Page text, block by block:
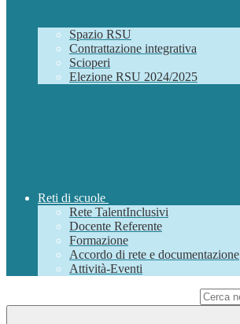
Spazio RSU
Contrattazione integrativa
Scioperi
Elezione RSU 2024/2025
Reti di scuole
Rete TalentInclusivi
Docente Referente
Formazione
Accordo di rete e documentazione
Attività-Eventi